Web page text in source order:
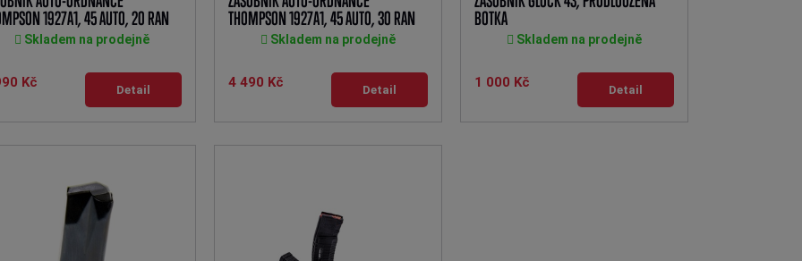
1927A1, 45 AUTO, 20 RAN
Skladem na prodejně
Kč Detail
THOMPSON 1927A1, 45 AUTO, 30 RAN
Skladem na prodejně
4 490 Kč Detail
BOTKA
Skladem na prodejně
1 000 Kč Detail